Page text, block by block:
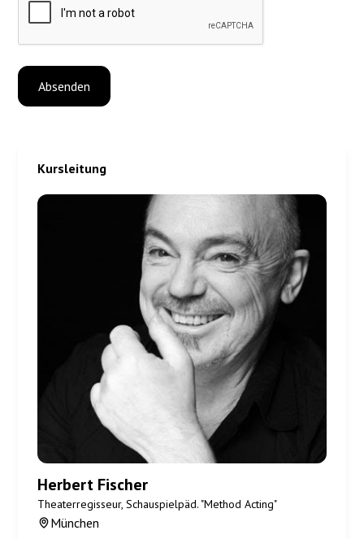
Kursleitung
Herbert Fischer
Theaterregisseur, Schauspielpäd. "Method Acting"
München